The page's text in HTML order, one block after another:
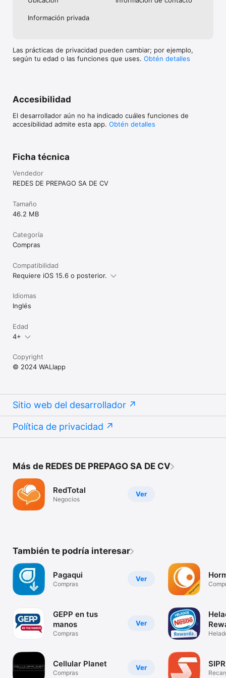
Información privada
Las prácticas de privacidad pueden cambiar; por ejemplo,
según tu edad o las funciones que uses. Obtén detalles
Accesibilidad
El desarrollador aún no ha indicado cuáles funciones de
accesibilidad admite esta app. Obtén detalles
Ficha técnica
Vendedor
REDES DE PREPAGO SA DE CV
Tamaño
46.2 MB
Categoría
Compras
Compatibilidad
Requiere iOS 15.6 o posterior.
Idiomas
Inglés
Edad
4+
Copyright
© 2024 WALIapp
Sitio web del desarrollador
Política de privacidad
Más de REDES DE PREPAGO SA DE CV
Ver
RedTotal
Negocios
También te podría interesar
Ver
Pagaqui
Compras
Ver
GEPP en tus
manos
Compras
Ver
Cellular Planet
Compras